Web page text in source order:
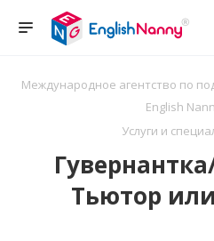
Международное агентство по
English
Услуги и
Тьютор